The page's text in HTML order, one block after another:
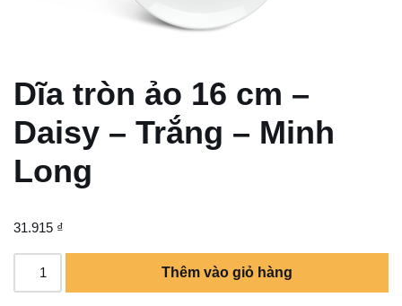
Dĩa tròn ảo 16 cm –
Daisy – Trắng – Minh
Long
31.915 ₫
Thêm vào giỏ hàng